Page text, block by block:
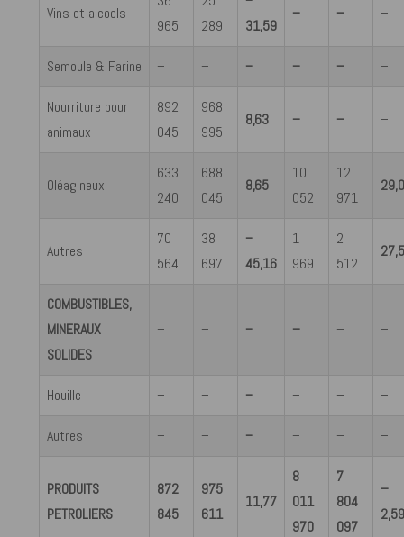
Vins et alcools
965
289
31,59
– – –
Semoule & Farine – – – – – –
Nourriture pour
animaux
892
045
968
995
8,63 – – –
Oléagineux
633
240
688
045
8,65
10
052
12
971
Autres
70
564
38
697
–
45,16
1
969
2
512
COMBUSTIBLES,
MINERAUX
SOLIDES
– – – – – –
Houille – – – – – –
Autres – – – – – –
PRODUITS
PETROLIERS
872
845
975
611
11,77
8
011
970
7
804
097
–